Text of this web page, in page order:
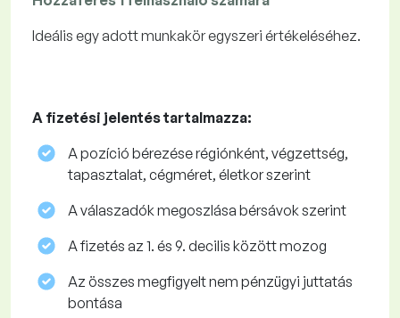
Ideális egy adott munkakör egyszeri értékeléséhez.
A fizetési jelentés tartalmazza:
A pozíció bérezése régiónként, végzettség,
tapasztalat, cégméret, életkor szerint
A válaszadók megoszlása ​​bérsávok szerint
A fizetés az 1. és 9. decilis között mozog
Az összes megfigyelt nem pénzügyi juttatás
bontása